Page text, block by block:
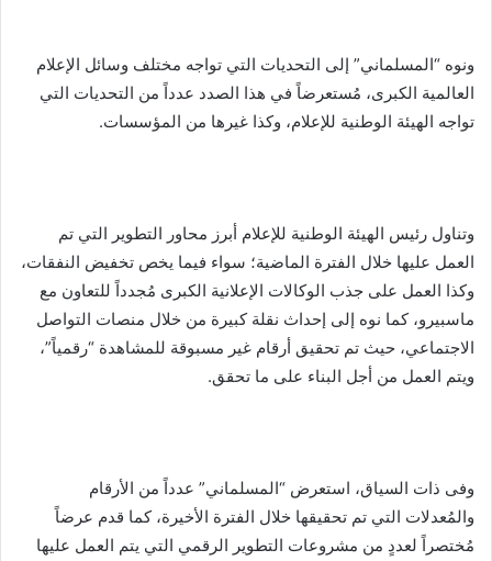
ونوه “المسلماني” إلى التحديات التي تواجه مختلف وسائل الإعلام
العالمية الكبرى، مُستعرضاً في هذا الصدد عدداً من التحديات التي
تواجه الهيئة الوطنية للإعلام، وكذا غيرها من المؤسسات.
وتناول رئيس الهيئة الوطنية للإعلام أبرز محاور التطوير التي تم
العمل عليها خلال الفترة الماضية؛ سواء فيما يخص تخفيض النفقات،
وكذا العمل على جذب الوكالات الإعلانية الكبرى مُجدداً للتعاون مع
ماسبيرو، كما نوه إلى إحداث نقلة كبيرة من خلال منصات التواصل
الاجتماعي، حيث تم تحقيق أرقام غير مسبوقة للمشاهدة “رقمياً”،
ويتم العمل من أجل البناء على ما تحقق.
وفى ذات السياق، استعرض “المسلماني” عدداً من الأرقام
والمُعدلات التي تم تحقيقها خلال الفترة الأخيرة، كما قدم عرضاً
مُختصراً لعددٍ من مشروعات التطوير الرقمي التي يتم العمل عليها